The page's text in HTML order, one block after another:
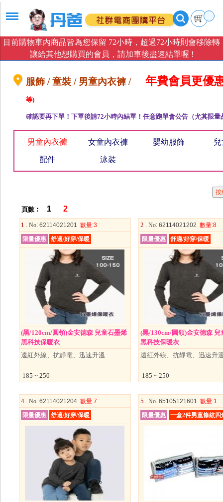
目前購物車內商品皆為您保留 72小時，超過72小時則會移除轉
讓給其他想購買的會員，請加車後盡速結單喔 !
服飾 / 童裝 / 男童內衣褲 / 年費會員更優
等)
確認要再下單！下單後請72小時內結單！任意跑單會公告（尤其限
男童內衣褲 女童內衣褲 嬰幼服飾
配件 泳裝
頁數︰ 1 2
1 . No: 62114021201 數量:3
限量優惠
舒適/好穿/保暖
(黑/120cm/圓領)金安德森 兒童石墨烯
黑科技保暖衣
遠紅外線、抗靜電、迅速升溫
185 ~ 250
2 . No: 62114021202 數量:8
限量優惠
舒適/好穿/保暖
(黑/130cm/圓領)金安德森 兒
黑科技保暖衣
遠紅外線、抗靜電、迅速升
185 ~ 250
4 . No: 62114021204 數量:7
限量優惠
舒適/好穿/保暖
5 . No: 65105121601 數量:1
限量優惠
一盒2件男童條紋